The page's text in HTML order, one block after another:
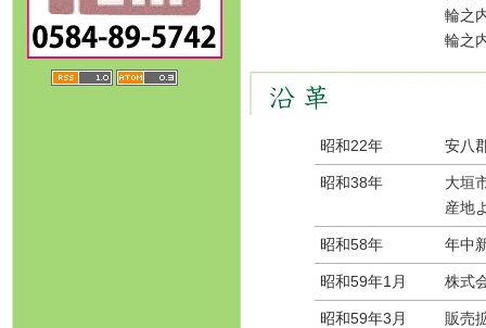
輪之
輪之
昭和22年 安八
昭和38年
大垣
産地
昭和58年 年中
昭和59年1月 株式
昭和59年3月
販売